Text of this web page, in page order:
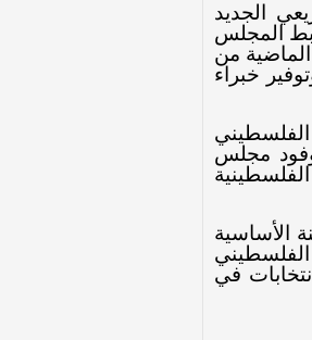
الجديد
المجلس
من
خبراء
مجلس
الأساسية
الفلسطيني
في